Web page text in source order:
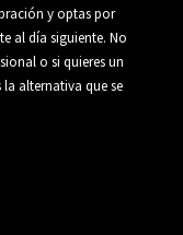
y optas por
al día siguiente. No
o si quieres un
alternativa que se